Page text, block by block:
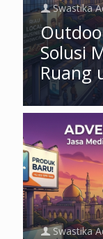
Swastika
Solusi
Ruang
Swastika